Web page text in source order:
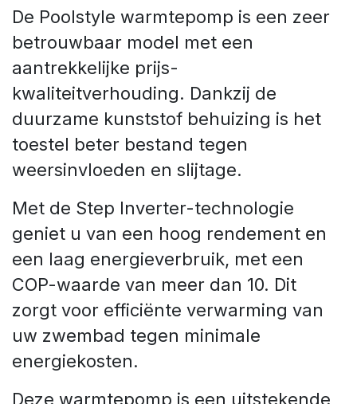
De Poolstyle warmtepomp is een zeer
betrouwbaar model met een
aantrekkelijke prijs-
kwaliteitverhouding. Dankzij de
duurzame kunststof behuizing is het
toestel beter bestand tegen
weersinvloeden en slijtage.
Met de Step Inverter-technologie
geniet u van een hoog rendement en
een laag energieverbruik, met een
COP-waarde van meer dan 10. Dit
zorgt voor efficiënte verwarming van
uw zwembad tegen minimale
energiekosten.
Deze warmtepomp is een uitstekende